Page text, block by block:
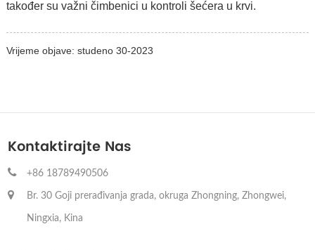
također su važni čimbenici u kontroli šećera u krvi.
Vrijeme objave: studeno 30-2023
Kontaktirajte Nas
+86 18789490506
Br. 30 Goji prerađivanja grada, okruga Zhongning, Zhongwei,
Ningxia, Kina